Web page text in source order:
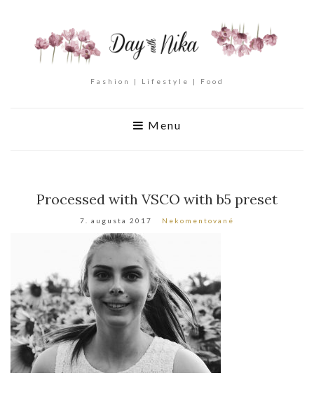
Fashion | Lifestyle | Food
Menu
Processed with VSCO with b5 preset
7. augusta 2017 Nekomentované